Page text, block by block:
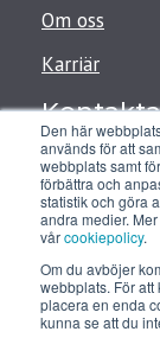
Den här
används för att
webbplats samt
förbättra och
statistik och göra
andra medier.
vårcookiepolicy.
Om du avböjer
webbplats. För
placera en enda
kunna se att du
Om oss
Karriär
+4676-861
Agricam AB
Teknikringen